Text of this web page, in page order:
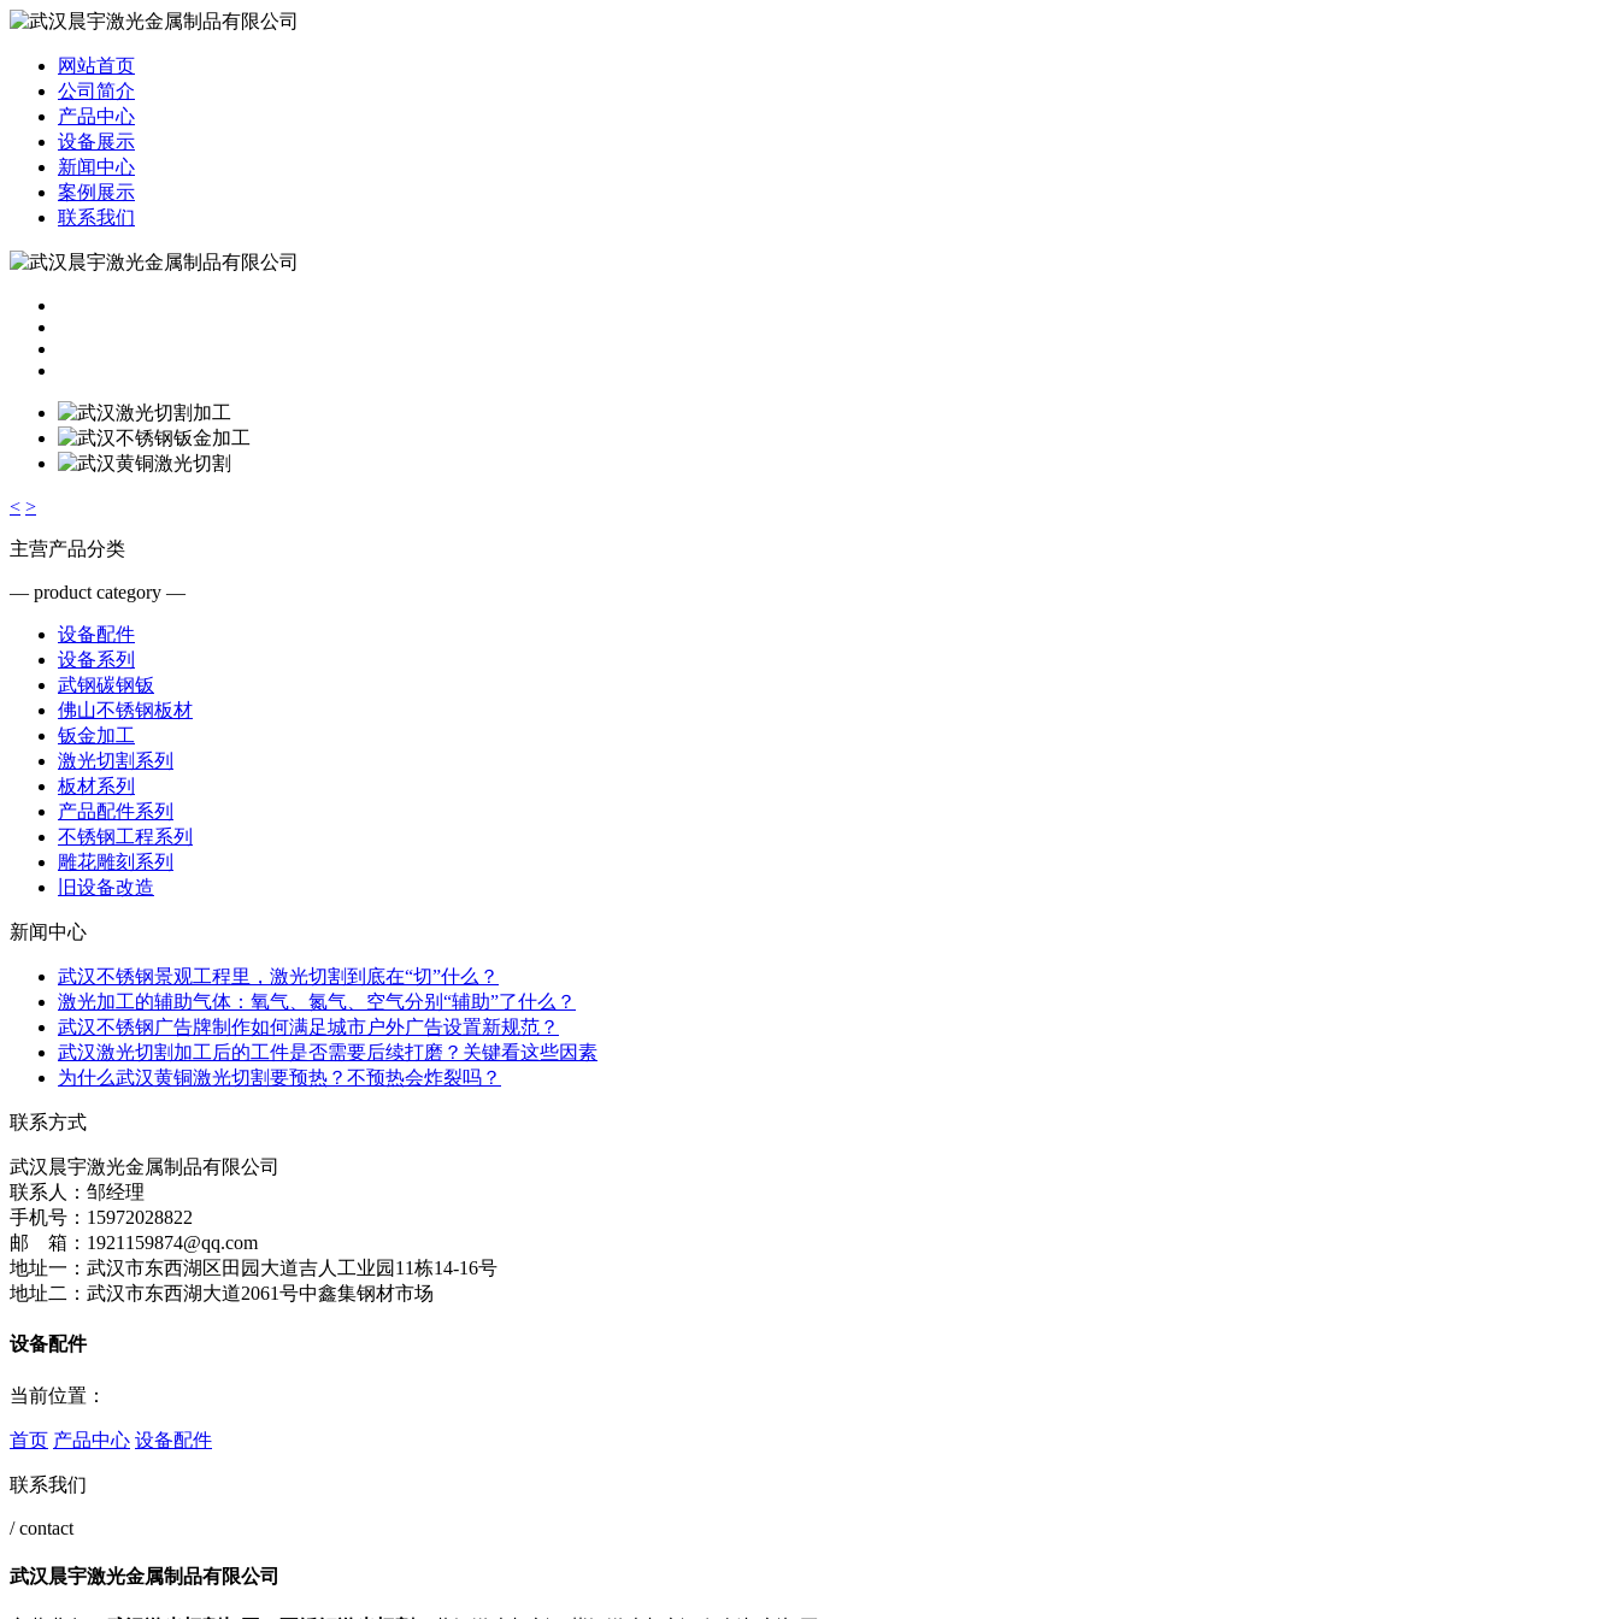
网站首页
公司简介
产品中心
设备展示
新闻中心
案例展示
联系我们
< >
主营产品分类
— product category —
设备配件
设备系列
武钢碳钢钣
佛山不锈钢板材
钣金加工
激光切割系列
板材系列
产品配件系列
不锈钢工程系列
雕花雕刻系列
旧设备改造
新闻中心
武汉不锈钢景观工程里，激光切割到底在“切”什么？
激光加工的辅助气体：氧气、氮气、空气分别“辅助”了什么？
武汉不锈钢广告牌制作如何满足城市户外广告设置新规范？
武汉激光切割加工后的工件是否需要后续打磨？关键看这些因素
为什么武汉黄铜激光切割要预热？不预热会炸裂吗？
联系方式
武汉晨宇激光金属制品有限公司
联系人：邹经理
手机号：15972028822
邮 箱：1921159874@qq.com
地址一：武汉市东西湖区田园大道吉人工业园11栋14-16号
地址二：武汉市东西湖大道2061号中鑫集钢材市场
设备配件
当前位置：
首页 产品中心 设备配件
联系我们
/ contact
武汉晨宇激光金属制品有限公司